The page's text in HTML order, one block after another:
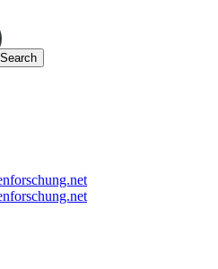
Search